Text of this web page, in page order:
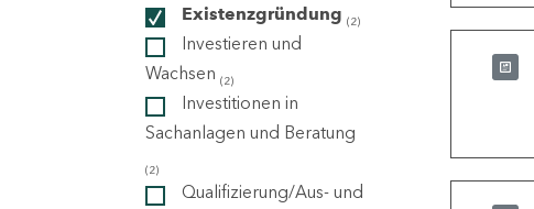
Existenzgründung (2)
Investieren und
Wachsen (2)
Investitionen in
Sachanlagen und Beratung
(2)
Qualifizierung/Aus- und